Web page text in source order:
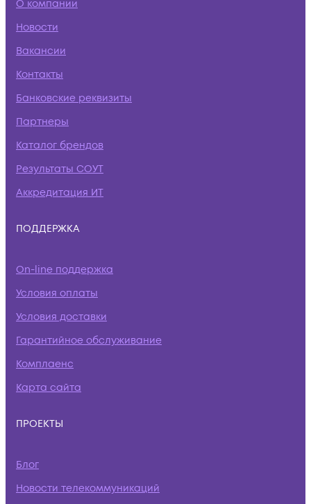
О компании
Новости
Вакансии
Контакты
Банковские реквизиты
Партнеры
Каталог брендов
Результаты СОУТ
Аккредитация ИТ
ПОДДЕРЖКА
On-line поддержка
Условия оплаты
Условия доставки
Гарантийное обслуживание
Комплаенс
Карта сайта
ПРОЕКТЫ
Блог
Новости телекоммуникаций